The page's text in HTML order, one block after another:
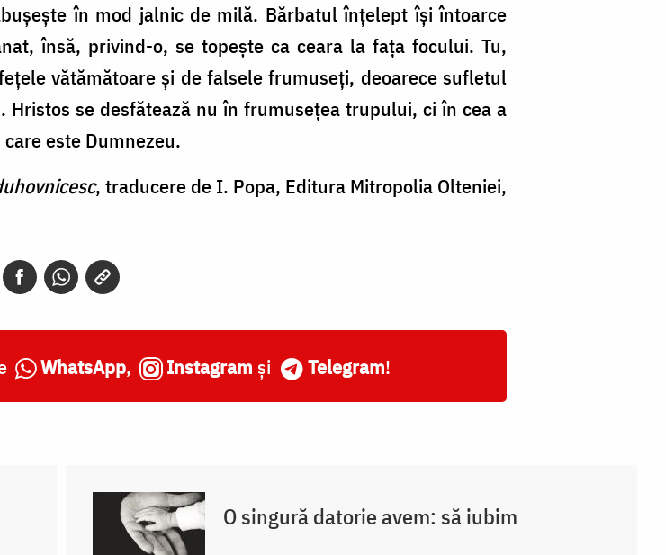
în mod jalnic de milă. Bărbatul înţelept îşi întoarce
însă, privind-o, se topeşte ca ceara la faţa focului. Tu,
vătămătoare şi de falsele frumuseţi, deoarece sufletul
se desfătează nu în frumuseţea trupului, ci în cea a
este Dumnezeu.
, traducere de I. Popa, Editura Mitropolia Olteniei,
WhatsApp, Instagram și Telegram!
O singură datorie avem: să iubim